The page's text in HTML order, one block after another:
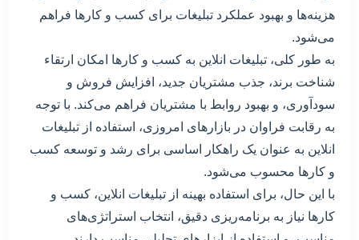
هزینه‌ها و بهبود عملکرد تبلیغات برای کسب و کارها فراهم
می‌شود.
به طور کلی، تبلیغات انلاین به کسب و کارها امکان ارتقاء
شناخت برند، جذب مشتریان جدید، افزایش فروش و
سودآوری، و بهبود روابط با مشتریان فراهم می‌کند. با توجه
به رقابت فراوان در بازارهای امروزی، استفاده از تبلیغات
انلاین به عنوان یک راهکار اساسی برای رشد و توسعه کسب
و کارها محسوب می‌شود.
با این حال، برای استفاده بهینه از تبلیغات انلاین، کسب و
کارها نیاز به برنامه‌ریزی دقیق، انتخاب استراتژی‌های